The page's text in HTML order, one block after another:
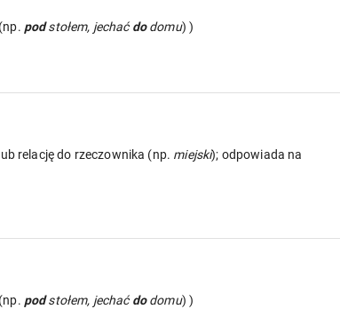
podstołem, jechać dodomu) )
relację do rzeczownika (np. miejski); odpowiada na
podstołem, jechać dodomu) )